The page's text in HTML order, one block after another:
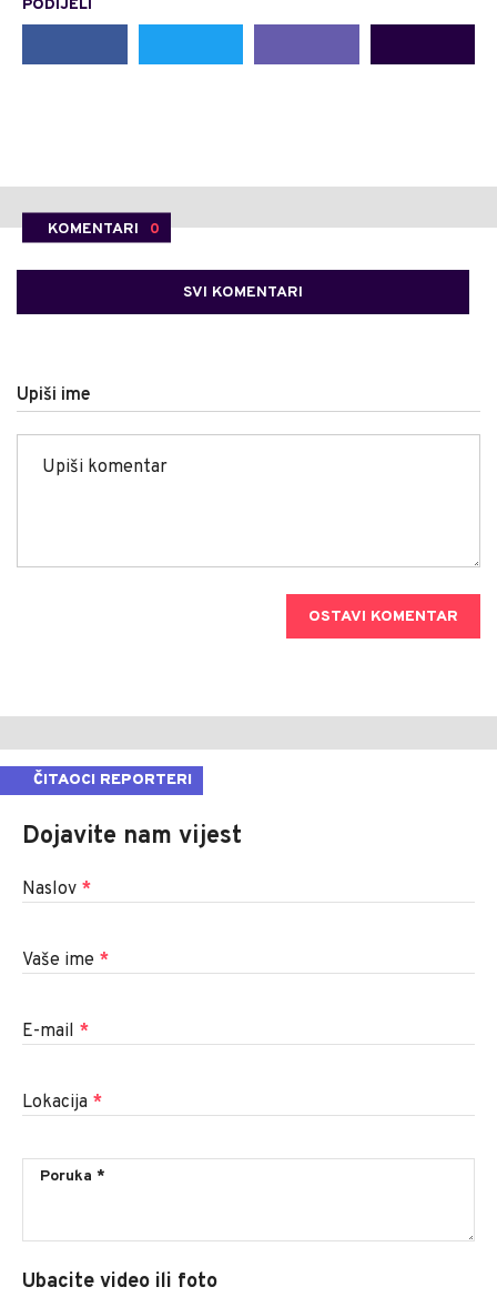
PODIJELI
KOMENTARI 0
SVI KOMENTARI
Upiši ime
OSTAVI KOMENTAR
ČITAOCI REPORTERI
Dojavite nam vijest
Naslov *
Vaše ime *
E-mail *
Lokacija *
Ubacite video ili foto